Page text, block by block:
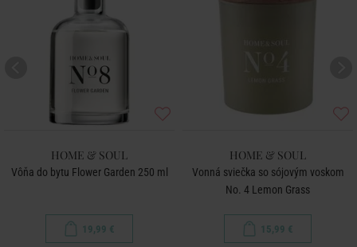
HOME & SOUL
Vôňa do bytu Flower Garden 250 ml
19,99 €
HOME & SOUL
Vonná sviečka so sójovým voskom
No. 4 Lemon Grass
15,99 €